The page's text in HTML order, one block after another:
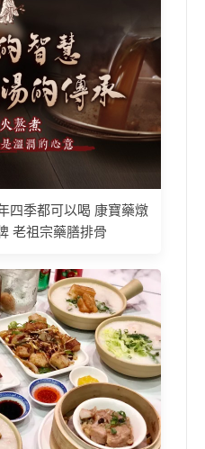
四季都可以喝 康寶藥燉
老祖宗藥膳排骨